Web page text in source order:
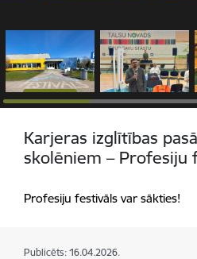
Karjeras izglītības
skolēniem – Profesiju
Profesiju festivāls var sākties!
Publicēts: 16.04.2026.